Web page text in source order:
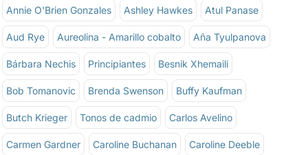
Annie O'Brien Gonzales Ashley Hawkes Atul Panase
Aud Rye Aureolina - Amarillo cobalto Aña Tyulpanova
Bárbara Nechis Principiantes Besnik Xhemaili
Bob Tomanovic Brenda Swenson Buffy Kaufman
Butch Krieger Tonos de cadmio Carlos Avelino
Carmen Gardner Caroline Buchanan Caroline Deeble